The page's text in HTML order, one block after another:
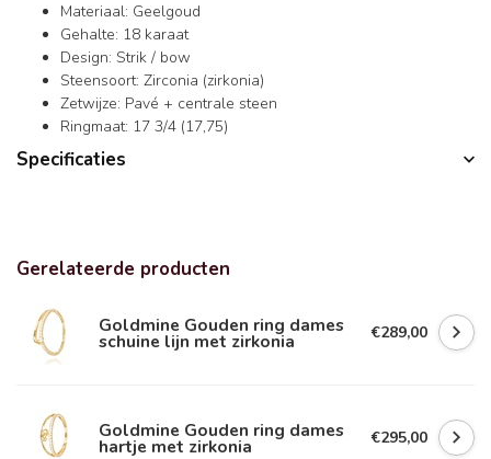
Materiaal: Geelgoud
Gehalte: 18 karaat
Design: Strik / bow
Steensoort: Zirconia (zirkonia)
Zetwijze: Pavé + centrale steen
Ringmaat: 17 3/4 (17,75)
Specificaties
Gerelateerde producten
Goldmine Gouden ring dames
schuine lijn met zirkonia €289,00
Goldmine Gouden ring dames
hartje met zirkonia €295,00